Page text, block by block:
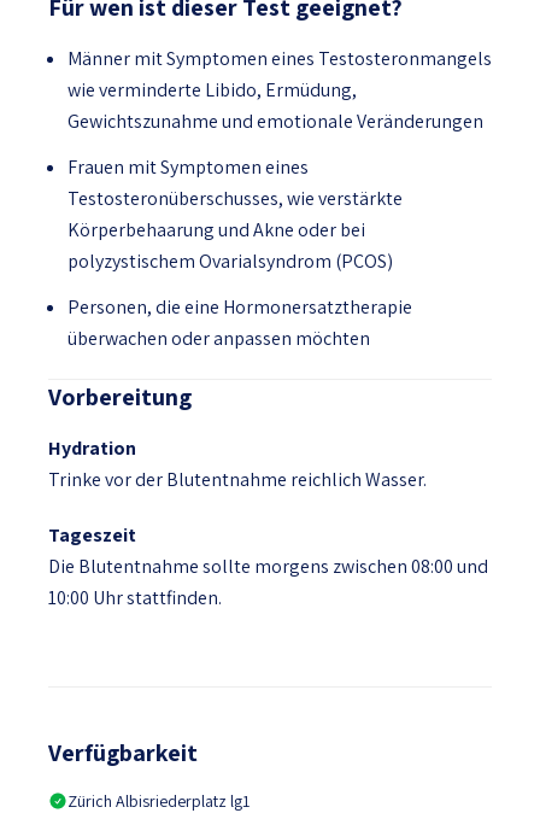
Für wen ist dieser Test geeignet?
Männer mit Symptomen eines Testosteronmangels
wie verminderte Libido, Ermüdung,
Gewichtszunahme und emotionale Veränderungen
Frauen mit Symptomen eines
Testosteronüberschusses, wie verstärkte
Körperbehaarung und Akne oder bei
polyzystischem Ovarialsyndrom (PCOS)
Personen, die eine Hormonersatztherapie
überwachen oder anpassen möchten
Vorbereitung
Hydration
Trinke vor der Blutentnahme reichlich Wasser.
Tageszeit
Die Blutentnahme sollte morgens zwischen 08:00 und
10:00 Uhr stattfinden.
Verfügbarkeit
Zürich Albisriederplatz lg1